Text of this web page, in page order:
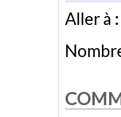
Aller à :